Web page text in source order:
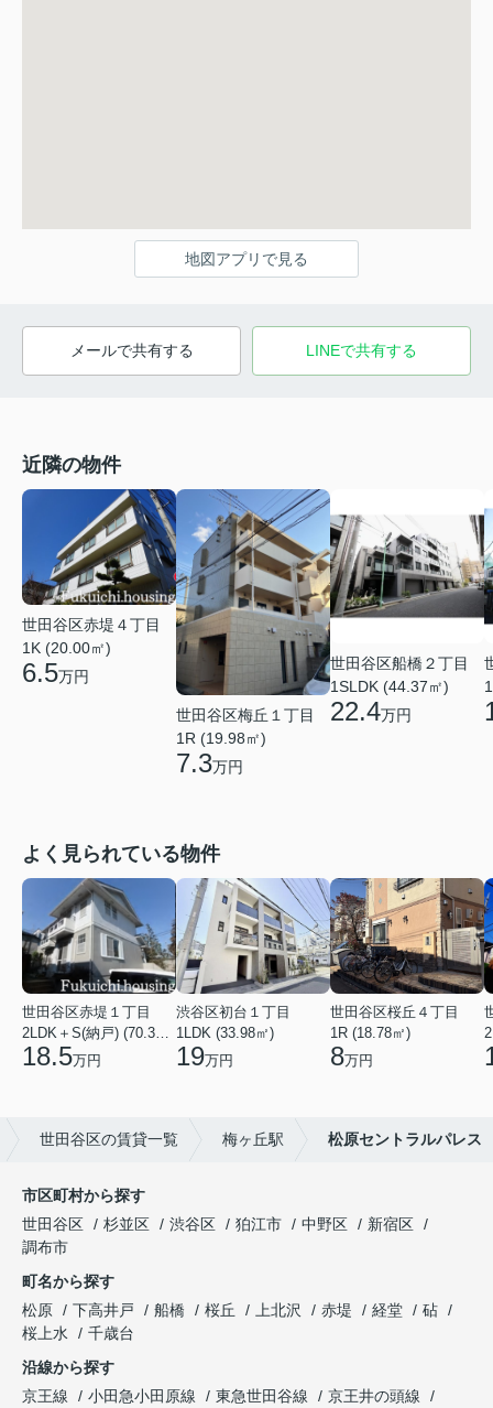
地図アプリで見る
メールで共有する LINEで共有する
近隣の物件
世田谷区赤堤４丁目
1K (20.00㎡)
6.5万円
世田谷区梅丘１丁目
1R (19.98㎡)
7.3万円
世田谷区船橋２丁目
1SLDK (44.37㎡)
22.4万円
よく見られている物件
世田谷区赤堤１丁目
18.5万円
渋谷区初台１丁目
1LDK (33.98㎡)
19万円
世田谷区桜丘４丁目
1R (18.78㎡)
8万円
世田谷区の賃貸一覧 梅ヶ丘駅 松原セントラルパレス
市区町村から探す
世田谷区
杉並区 渋谷区 狛江市 中野区
新宿区
調布市
町名から探す
松原
下高井戸 船橋 桜丘 上北沢 赤堤 経堂
砧
桜上水
千歳台
沿線から探す
京王線
小田急小田原線 東急世田谷線
京王井の頭線